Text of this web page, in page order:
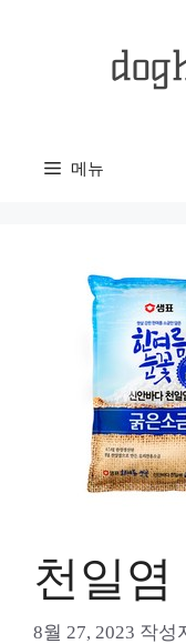
메뉴
천일염
8월 27, 2023 작성